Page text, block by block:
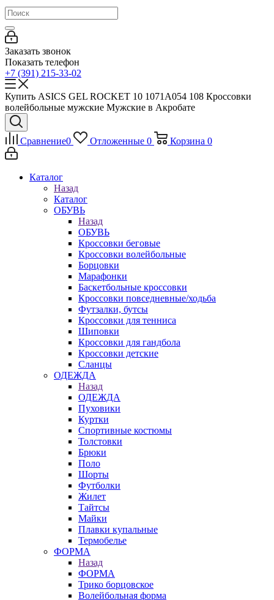
Заказать звонок
Показать телефон
+7 (391) 215-33-02
Купить ASICS GEL ROCKET 10 1071A054 108 Кроссовки
волейбольные мужские Мужские в Акробате
Сравнение0 Отложенные 0 Корзина 0
Каталог
Назад
Каталог
ОБУВЬ
Назад
ОБУВЬ
Кроссовки беговые
Кроссовки волейбольные
Борцовки
Марафонки
Баскетбольные кроссовки
Кроссовки повседневные/ходьба
Футзалки, бутсы
Кроссовки для тенниса
Шиповки
Кроссовки для гандбола
Кроссовки детские
Сланцы
ОДЕЖДА
Назад
ОДЕЖДА
Пуховики
Куртки
Спортивные костюмы
Толстовки
Брюки
Поло
Шорты
Футболки
Жилет
Тайтсы
Майки
Плавки купальные
Термобелье
ФОРМА
Назад
ФОРМА
Трико борцовское
Волейбольная форма